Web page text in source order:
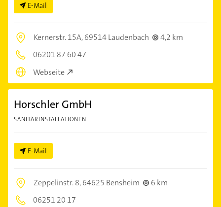
E-Mail
Kernerstr. 15A,69514 Laudenbach
4,2 km
06201 87 60 47
Webseite
Horschler GmbH
SANITÄRINSTALLATIONEN
E-Mail
Zeppelinstr. 8,64625 Bensheim
6 km
06251 20 17